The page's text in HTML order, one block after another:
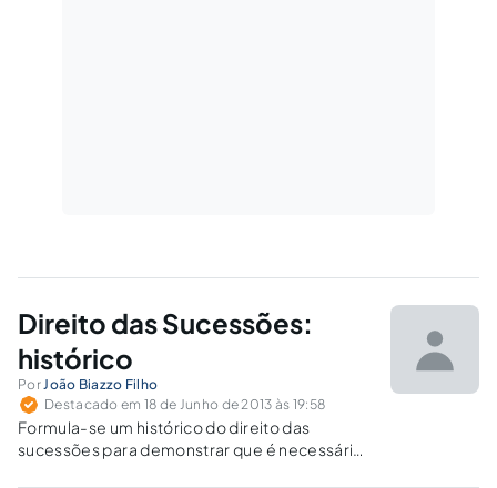
Direito das Sucessões:
histórico
PorJoão Biazzo Filho
Destacado em 18 de Junho de 2013 às 19:58
Formula-se um histórico do direito das
sucessões para demonstrar que é necessária